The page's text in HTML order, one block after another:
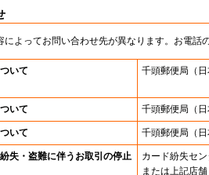
よってお問い合わせ先が異なります。お電話
いて 千頭郵便局 （
いて 千頭郵便局 （
いて 千頭郵便局 （
失・盗難に伴うお取引の停止
カード紛失セ
または上記店舗